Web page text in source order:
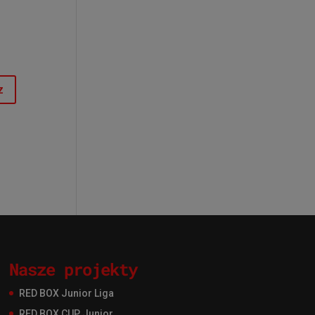
Nasze projekty
RED BOX Junior Liga